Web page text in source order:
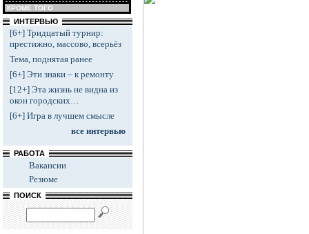
КРОМЕ ТОГО
ИНТЕРВЬЮ
[6+] Тридцатый турнир:
престижно, массово, всерьёз
Тема, поднятая ранее
[6+] Эти знаки – к ремонту
[12+] Эта жизнь не видна из
окон городских…
[6+] Игра в лучшем смысле
все интервью
РАБОТА
Вакансии
Резюме
ПОИСК